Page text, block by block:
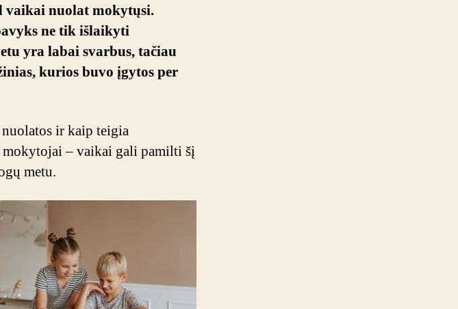
padės
vaiką
vaikai nuolat mokytųsi.
ne tik išlaikyti
yra labai svarbus, tačiau
kurios buvo įgytos per
ir kaip teigia
– vaikai gali pamilti šį
metu.